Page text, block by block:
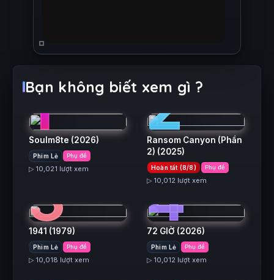
Bạn không biết xem gì ?
1
Soulm8te (2026)
Phim Lẻ Phụ đề
▷ 10,021 lượt xem
2
Ransom Canyon (Phần
2) (2025)
Hoàn tất (8/8) Phụ đề
▷ 10,012 lượt xem
3
1941 (1979)
Phim Lẻ Phụ đề
▷ 10,018 lượt xem
4
72 GIỜ (2026)
Phim Lẻ Phụ đề
▷ 10,012 lượt xem